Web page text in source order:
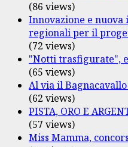
(86 views)
Innovazione e
regionali per il
(72 views)
"Notti trasfigurate",
(65 views)
Al via il
(62 views)
PISTA, ORO E
(57 views)
Miss Mamma,